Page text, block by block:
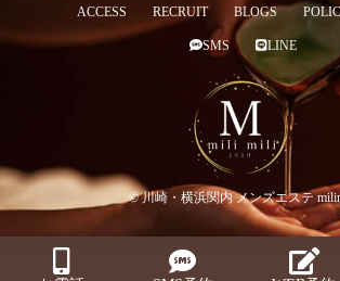
ACCESS RECRUIT BLOGS
SMS LINE
© 川崎・横浜関内 メンズエステ